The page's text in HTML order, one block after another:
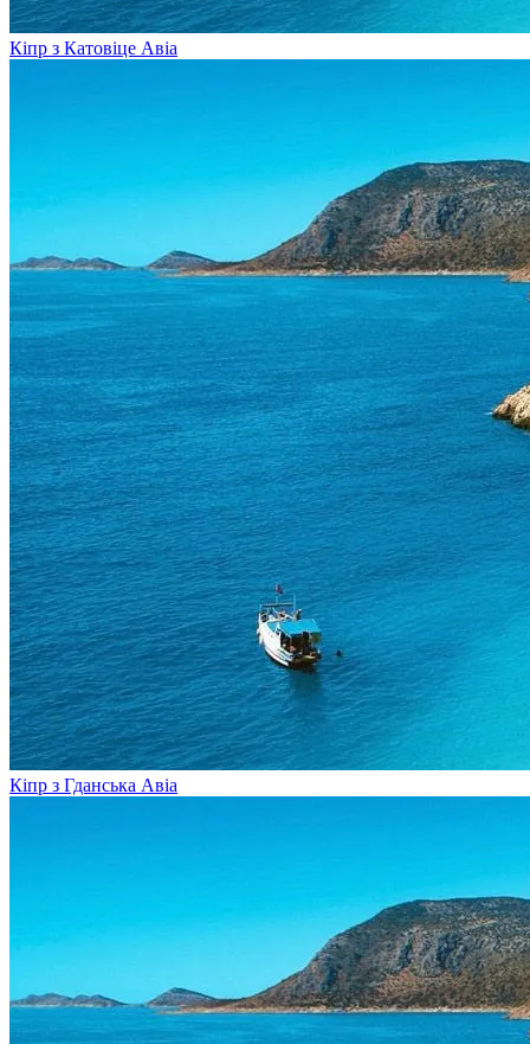
Кіпр з Катовіце Авіа
Кіпр з Гданська Авіа